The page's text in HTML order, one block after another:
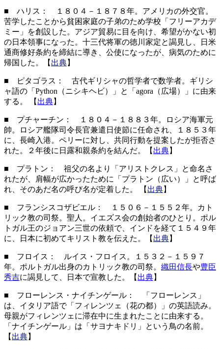
■ ハリス ： １８０４－１８７８年。アメリカの外交官。
苦学したことから貧困家庭の子弟のため学校「フリーアカデ
ミー」を創設した。アジア貿易に目を向け、希望がかない初
の日本領事になった。十三代将軍の徳川家定と謁見し、日米
通商修好条約を締結に導き、公使になったが、病気のために
帰国した。【 出典】
■ ピタゴラス： 古代ギリシャの哲学者で数学者。ギリシ
ャ語の「Python（ニシキヘビ）」と「agora（広場）」に由来
する。
【 出典】
■ プチャーチン ： １８０４－１８８３年。ロシア海軍元
帥。ロシア艦隊司令長官兼遣日使節に任命され、１８５３年
に、長崎入港。ペリーに対し、共同行動を提案したが拒否さ
れた。２年後に日露和親条約を結んだ。【 出典】
■ プラトン： 祖父の名より「アリストクレス」と命名さ
れたが、肩幅が広かったために「プラトン（広い）」と呼ば
れ、そのあだ名の呼び名が定着した。 【 出典】
■ フランシスコザビエル ： １５０６－１５５２年。カト
リック教の司祭。聖人。イエズス会の創始者のひとり。ポル
トガル王のジョアン三世の依頼で、インドを経て１５４９年
に、日本に初めてキリスト教を伝えた。【 出典】
■ フロイス ： ルイス・フロイス。１５３２－１５９７
年。ポルトガル出身のカトリック教の司祭。 織田信長や豊臣
秀吉に謁見して、日本で宣教した。【 出典】
■ フローレンス・ナイチンゲール： 「フローレンス」
は、イタリア語で「フィレンツェ（花の都）」の英語読み。
母親がフィレンツェに滞在中に生まれたことに由来する。
「ナイチンゲール」は「サヨナキドリ」という鳥の名前。
【 出典】